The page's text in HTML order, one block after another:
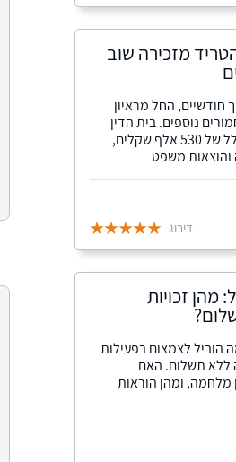
מזכירה שוב
החל מראיון
נוספים. בית הדין
לעבודה פסק לטובת התובעת פיצויים בסך כולל של 530 אלף שקלים,
והוצאות משפט
דירוג
זכויות
לצמצום בפעילות
ללא תשלום. האם
מלחמה, ומהן הוראות